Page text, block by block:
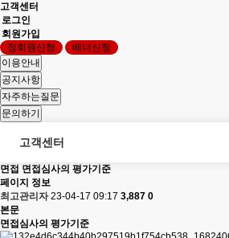
고객센터
로그인
회원가입
정회원신청
배너신청
고객센터
면접 면접심사의 평가기준
페이지 정보
최고관리자 23-04-17 09:17 3,887 0
본문
면접심사의 평가기준